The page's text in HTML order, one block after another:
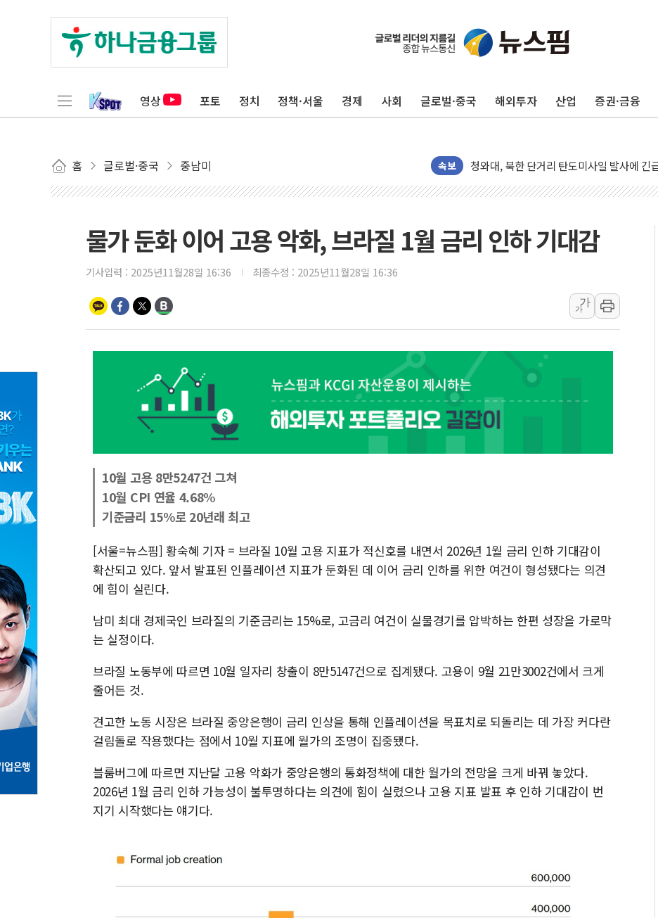
영상 포토 정치 정책·서울 경제 사회 글로벌·중국 해외투자 산업 증권·금융
홈 글로벌·중국 중남미 속보
리투아니아 국방 "러, 우크라 드론으로 나
구광모, 내주 실리콘밸리서 젠슨 황 재회…
김정관 장관 "영업이익 N% 성과급 반대…
뉴욕증시 프리뷰, 미 주가선물 AI주 차익
금값 7주 만에 최고…美 고용 둔화·호르무즈
[인도증시] 중동 긴장 완화에 실적 호조까
[베트남 증시] 지수 하락 속 'DGC' 임시 주
'월가의 황제' 다이먼 "금융시장 레버리지
김정관 산업부 장관 "주 52시간 손봐야, 경
해군 1함대 창설 80주년…지역과 함께하는
[3보] 북, 원산서 동해로 단거리 탄도미사일
우크라 드론 전술, 중남미 콜롬비아에 새
동해해경, 독도 해상서 부유물 감긴 어선 구조
주한미군 "오산기지 누출, 백린 아닌 무해한
구미 폐염산처리업체서 불 2시간30여분만
물가 둔화 이어 고용 악화, 브라질 1월 금리 인하 기대감
기사입력 : 2025년11월28일 16:36 최종수정 : 2025년11월28일 16:36
가
가
10월 고용 8만5247건 그쳐
10월 CPI 연율 4.68%
기준금리 15%로 20년래 최고
[서울=뉴스핌] 황숙혜 기자 = 브라질 10월 고용 지표가 적신호를 내면서 2026년 1월 금리 인하 기대감이
확산되고 있다. 앞서 발표된 인플레이션 지표가 둔화된 데 이어 금리 인하를 위한 여건이 형성됐다는 의견
에 힘이 실린다.
남미 최대 경제국인 브라질의 기준금리는 15%로, 고금리 여건이 실물경기를 압박하는 한편 성장을 가로막
는 실정이다.
브라질 노동부에 따르면 10월 일자리 창출이 8만5147건으로 집계됐다. 고용이 9월 21만3002건에서 크게
줄어든 것.
견고한 노동 시장은 브라질 중앙은행이 금리 인상을 통해 인플레이션을 목표치로 되돌리는 데 가장 커다란
걸림돌로 작용했다는 점에서 10월 지표에 월가의 조명이 집중됐다.
블룸버그에 따르면 지난달 고용 악화가 중앙은행의 통화정책에 대한 월가의 전망을 크게 바꿔 놓았다.
2026년 1월 금리 인하 가능성이 불투명하다는 의견에 힘이 실렸으나 고용 지표 발표 후 인하 기대감이 번
지기 시작했다는 얘기다.